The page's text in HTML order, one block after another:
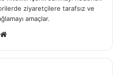
ziyaretçilere tarafsız ve
amaçlar.